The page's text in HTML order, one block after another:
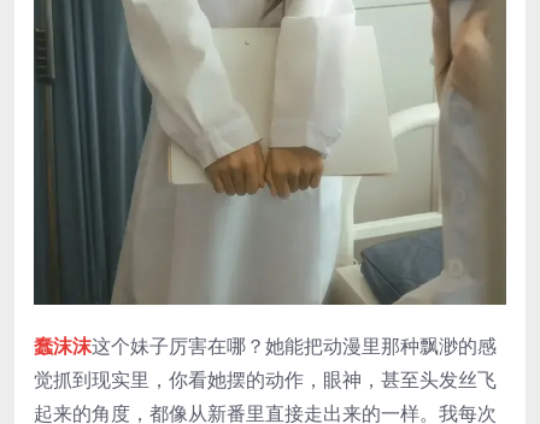
蠢沫沫这个妹子厉害在哪？她能把动漫里那种飘渺的感
觉抓到现实里，你看她摆的动作，眼神，甚至头发丝飞
起来的角度，都像从新番里直接走出来的一样。我每次